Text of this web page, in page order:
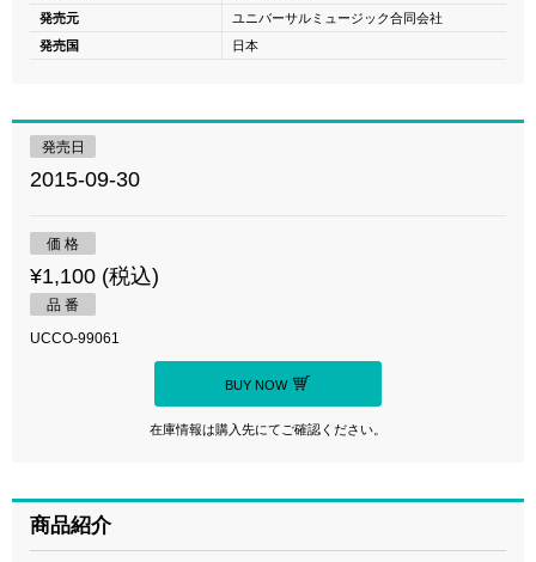
発売元
ユニバーサルミュージック合同会社
発売国
日本
発売日
2015-09-30
価 格
¥1,100 (税込)
品 番
UCCO-99061
BUY NOW
在庫情報は購入先にてご確認ください。
商品紹介